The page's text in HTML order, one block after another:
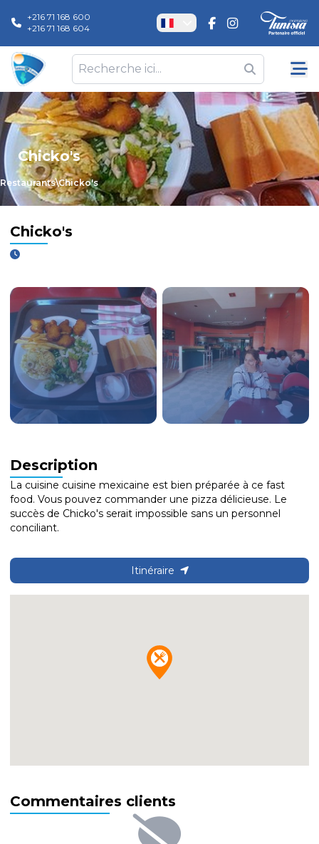
+216 71 168 600
+216 71 168 604
Chicko's
Restaurants\Chicko's
Chicko's
Description
La cuisine cuisine mexicaine est bien préparée à ce fast
food. Vous pouvez commander une pizza délicieuse. Le
succès de Chicko's serait impossible sans un personnel
conciliant.
Itinéraire
Commentaires clients